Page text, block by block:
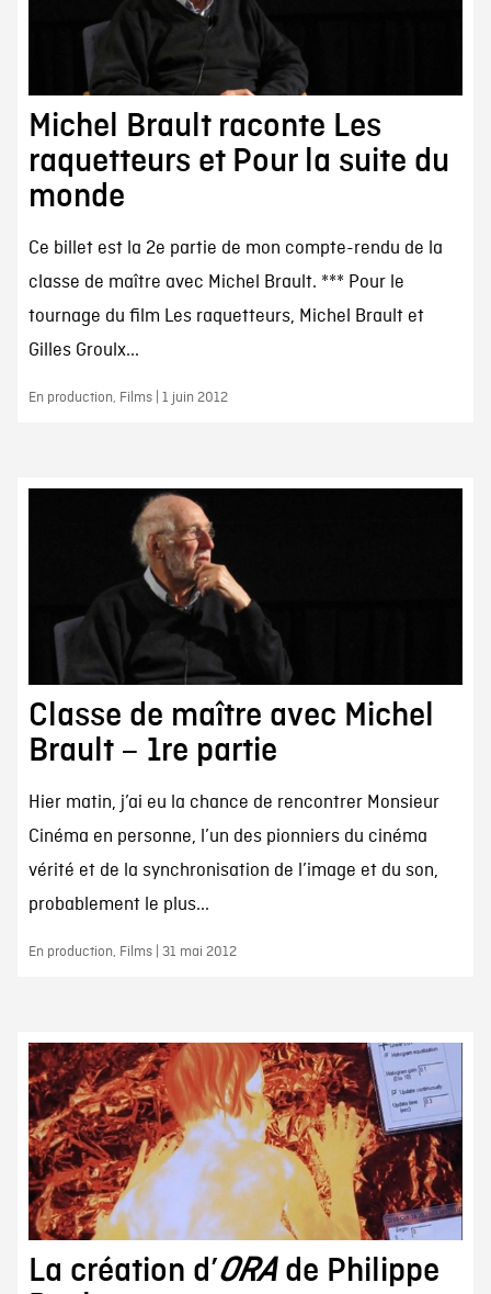
Michel Brault raconte Les
raquetteurs et Pour la suite du
monde
Ce billet est la 2e partie de mon compte-rendu de la
classe de maître avec Michel Brault. *** Pour le
tournage du film Les raquetteurs, Michel Brault et
Gilles Groulx...
En production, Films | 1 juin 2012
Classe de maître avec Michel
Brault – 1re partie
Hier matin, j’ai eu la chance de rencontrer Monsieur
Cinéma en personne, l’un des pionniers du cinéma
vérité et de la synchronisation de l’image et du son,
probablement le plus...
En production, Films | 31 mai 2012
La création d’ORAde Philippe